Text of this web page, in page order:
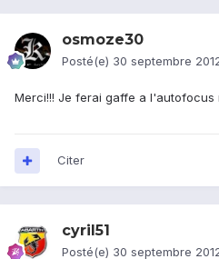
osmoze30
Posté(e) 30 septembre
Merci!!! Je ferai gaffe a l'autofocus
Citer
cyril51
Posté(e) 30 septembre